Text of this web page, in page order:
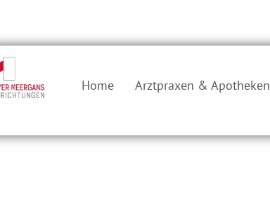
Home Arztpraxen & Apotheken